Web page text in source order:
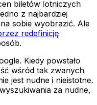
biletów lotniczych
z najbardziej
sobie wyobrazić. Ale
redefinicję
Kiedy powstało
wśród tak zwanych
jest nudne i nieistotne.
za nudne,